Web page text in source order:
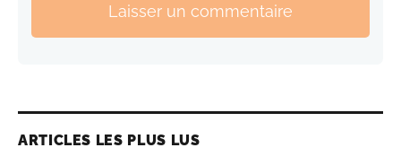
Laisser un commentaire
ARTICLES LES PLUS LUS